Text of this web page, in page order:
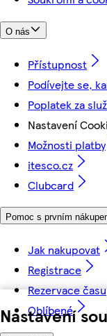
Nastavení
O nás
Přístupnost
Podívejte se,
Poplatek za
Nastavení
Možnosti platby
itesco.cz
Clubcard
Pomoc s prvním
Jak nakupovat
Registrace
Rezervace času
Oblíbené